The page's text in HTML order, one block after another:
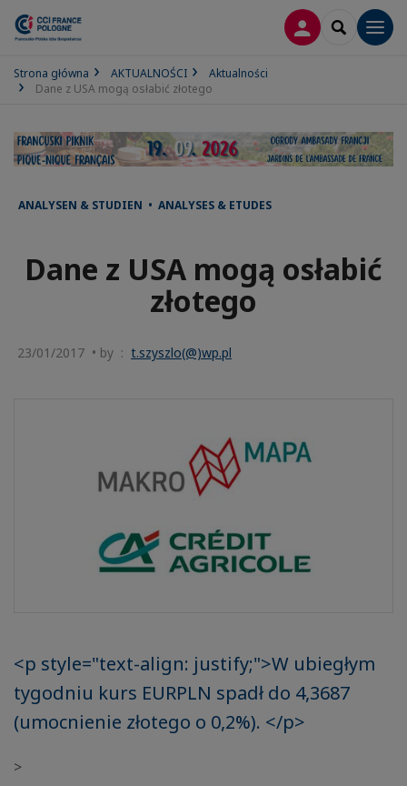
LOGOWANIE
SEARCH
Strona główna AKTUALNOŚCI
Aktualności
Dane z USA mogą osłabić złotego
ANALYSEN & STUDIEN • ANALYSES & ETUDES
Dane z USA mogą osłabić
złotego
23/01/2017 • by : t.szyszlo(@)wp.pl
<p style="text-align: justify;">W ubiegłym
tygodniu kurs EURPLN spadł do 4,3687
(umocnienie złotego o 0,2%). </p>
>